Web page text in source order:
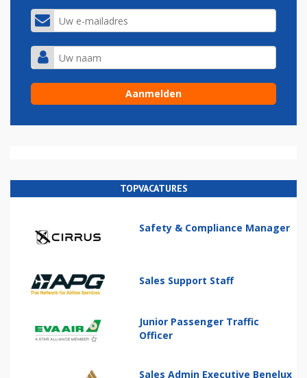
TOPVACATURES
Safety & Compliance Manager
Sales Support Staff
Junior Passenger Traffic
Officer
Sales Admin Executive Benelux